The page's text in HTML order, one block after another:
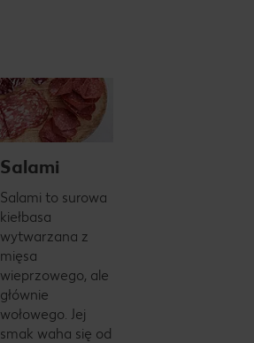
Salami
Salami to surowa
kiełbasa
wytwarzana z
mięsa
wieprzowego, ale
głównie
wołowego. Jej
smak waha się od